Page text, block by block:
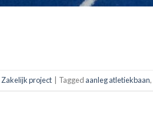
Zakelijk project Tagged aanleg atletiekbaan,